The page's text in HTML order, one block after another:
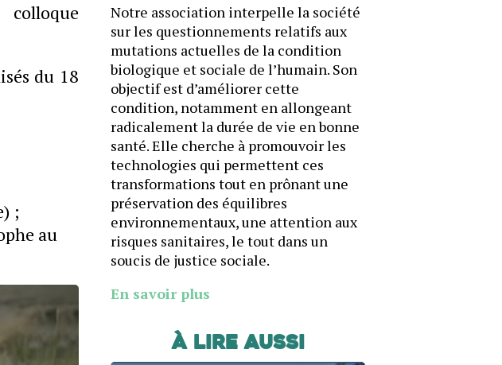
du 18
;
au
Notre association interpelle la société
sur les questionnements relatifs aux
mutations actuelles de la condition
biologique et sociale de l’humain. Son
objectif est d’améliorer cette
condition, notamment en allongeant
radicalement la durée de vie en bonne
santé. Elle cherche à promouvoir les
technologies qui permettent ces
transformations tout en prônant une
préservation des équilibres
environnementaux, une attention aux
risques sanitaires, le tout dans un
soucis de justice sociale.
En savoir plus
À lire aussi